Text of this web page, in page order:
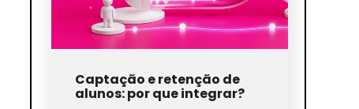
Captação e retenção de
alunos: por que integrar?